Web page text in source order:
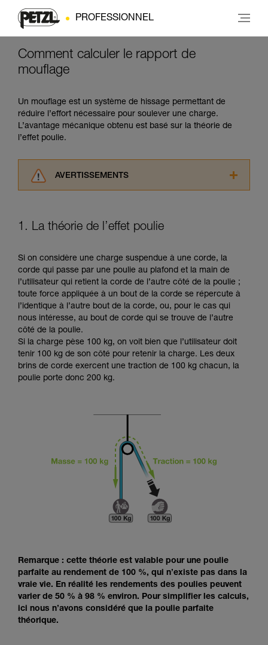
PROFESSIONNEL
Comment calculer le rapport de
mouflage
Un mouflage est un système de hissage permettant de
réduire l’effort nécessaire pour soulever une charge.
L’avantage mécanique obtenu est basé sur la théorie de
l’effet poulie.
AVERTISSEMENTS
consulter. Vous devez avoir compris les
informations de la notice technique pour
d’informations.
Maîtriser ces techniques nécessite une
formation et un entraînement spécifique. Validez
avec un professionnel votre capacité à refaire
la manipulation, seul, en toute sécurité, avant
de la reproduire en autonomie.
Nous donnons des exemples de techniques
liées à votre activité. Il peut en exister d’autres
que nous ne décrivons pas ici.
1. La théorie de l’effet poulie
Si on considère une charge suspendue à une corde, la
corde qui passe par une poulie au plafond et la main de
l’utilisateur qui retient la corde de l’autre côté de la poulie ;
toute force appliquée à un bout de la corde se répercute à
l’identique à l’autre bout de la corde, ou, pour le cas qui
nous intéresse, au bout de corde qui se trouve de l’autre
côté de la poulie.
Si la charge pèse 100 kg, on voit bien que l’utilisateur doit
tenir 100 kg de son côté pour retenir la charge. Les deux
brins de corde exercent une traction de 100 kg chacun, la
poulie porte donc 200 kg.
Remarque : cette théorie est valable pour une poulie
parfaite au rendement de 100 %, qui n’existe pas dans la
vraie vie. En réalité les rendements des poulies peuvent
varier de 50 % à 98 % environ. Pour simplifier les calculs,
ici nous n’avons considéré que la poulie parfaite
théorique.